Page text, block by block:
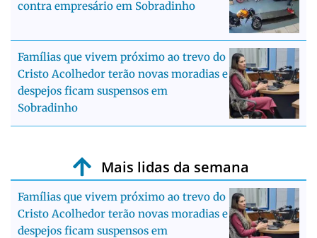
contra empresário em Sobradinho
Famílias que vivem próximo ao trevo do
Cristo Acolhedor terão novas moradias e
despejos ficam suspensos em
Sobradinho
Mais lidas da semana
Famílias que vivem próximo ao trevo do
Cristo Acolhedor terão novas moradias e
despejos ficam suspensos em